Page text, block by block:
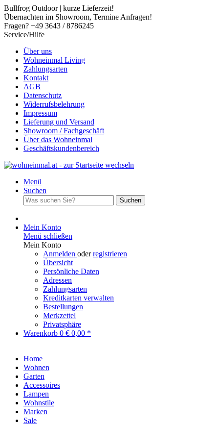
Bullfrog Outdoor | kurze Lieferzeit!
Übernachten im Showroom, Termine Anfragen!
Fragen? +49 3643 / 8786245
Service/Hilfe
Über uns
Wohneinmal Living
Zahlungsarten
Kontakt
AGB
Datenschutz
Widerrufsbelehrung
Impressum
Lieferung und Versand
Showroom / Fachgeschäft
Über das Wohneinmal
Geschäftskundenbereich
Menü
Suchen
Suchen
Mein Konto
Menü schließen
Mein Konto
Anmelden oderregistrieren
Übersicht
Persönliche Daten
Adressen
Zahlungsarten
Kreditkarten verwalten
Bestellungen
Merkzettel
Privatsphäre
Warenkorb 0 € 0,00 *
Home
Wohnen
Garten
Accessoires
Lampen
Wohnstile
Marken
Sale